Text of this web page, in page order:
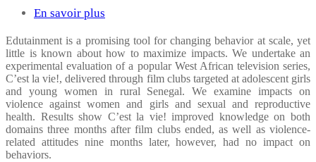
Severe
Acute
Malnutrition
in
Children
Aged
En savoir plus
C’est
la
vie!:
Mixed
impacts
of
Edutainment is a promising tool for changing behavior at scale, yet
little is known about how to maximize impacts. We undertake an
experimental evaluation of a popular West African television series,
C’est la vie!, delivered through film clubs targeted at adolescent girls
and young women in rural Senegal. We examine impacts on
violence against women and girls and sexual and reproductive
health. Results show C’est la vie! improved knowledge on both
domains three months after film clubs ended, as well as violence-
related attitudes nine months later, however, had no impact on
behaviors.